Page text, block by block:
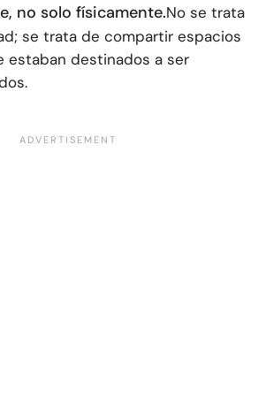
no solo físicamente.No se trata
se trata de compartir espacios
estaban destinados a ser